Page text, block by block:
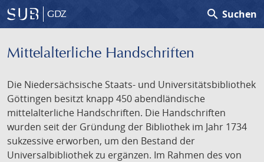
GDZ search Suchen
Mittelalterliche Handschriften
Die Niedersächsische Staats- und Universitätsbibliothek
Göttingen besitzt knapp 450 abendländische
mittelalterliche Handschriften. Die Handschriften
wurden seit der Gründung der Bibliothek im Jahr 1734
sukzessive erworben, um den Bestand der
Universalbibliothek zu ergänzen. Im Rahmen des von